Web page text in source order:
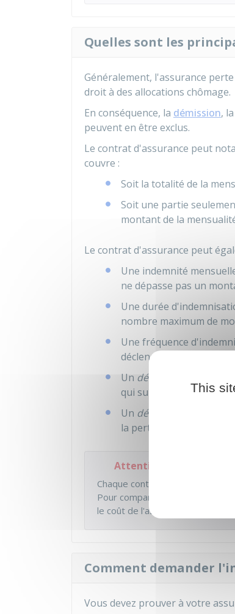
Quelles sont les
Généralement, l'assurance
droit à des allocations chômage.
En conséquence, la démission, la
peuvent en être exclus.
Le contrat d'assurance peut
couvre :
Soit la totalité de la
Soit une partie
montant de la
Le contrat d'assurance peut
Une indemnité
ne dépasse pas un
Une durée
nombre maximum de
Une fréquence
déclenchée, est plafonné)
Un délai de carence
qui suivent la
Un délai de franchise
la perte de votre emploi).
Attention
Chaque contrat d'assurance
Pour comparer plusieurs
le coût de l'assurance.
Comment demander
Vous devez prouver à votre
This